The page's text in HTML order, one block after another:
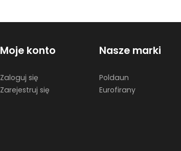
Moje konto
Zaloguj się
Zarejestruj się
Nasze marki
Poldaun
Eurofirany